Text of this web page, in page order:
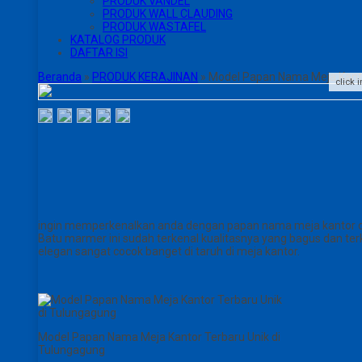
PRODUK WALL CLAUDING
PRODUK WASTAFEL
KATALOG PRODUK
DAFTAR ISI
Beranda » PRODUK KERAJINAN » Model Papan Nama Mejaclick
ingin memperkenalkan anda dengan papan nama meja kantor
Batu marmer ini sudah terkenal kualitasnya yang bagus dan
elegan sangat cocok banget di taruh di meja kantor.
Model Papan Nama Meja Kantor Terbaru Unik di
Tulungagung